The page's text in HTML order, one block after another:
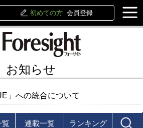
初めての方 会員登録
お知らせ
」への統合について
覧 連載一覧 ランキング